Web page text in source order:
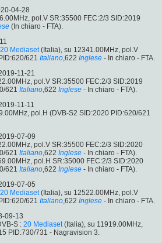
04-28
pol.V SR:35500 FEC:2/3 SID:2019
(In chiaro - FTA).
20 Mediaset(Italia), su 12341.00MHz, pol.V
621 Italiano,622 Inglese - In chiaro - FTA.
11-21
pol.V SR:35500 FEC:2/3 SID:2019
621 Italiano,622 Inglese - In chiaro - FTA).
11-11
pol.H (DVB-S2 SID:2020 PID:620/621
07-09
pol.V SR:35500 FEC:2/3 SID:2020
621 Italiano,622 Inglese - In chiaro - FTA).
pol.H SR:35000 FEC:2/3 SID:2020
621 Italiano,622 Inglese - In chiaro - FTA).
07-05
20 Mediaset(Italia), su 12522.00MHz, pol.V
621 Italiano,622 Inglese - In chiaro - FTA.
09-13
S : 20 Mediaset(Italia), su 11919.00MHz,
PID:730/731 - Nagravision 3.